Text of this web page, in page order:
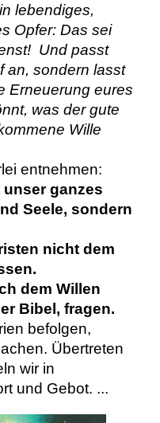
lebendiges,
Opfer: Das sei
Und passt
an, sondern lasst
Erneuerung eures
was der gute
Wille
entnehmen:
ganzes
Seele, sondern
nicht dem
dem Willen
Bibel, fragen.
befolgen,
Übertreten
wir in
und Gebot. ...